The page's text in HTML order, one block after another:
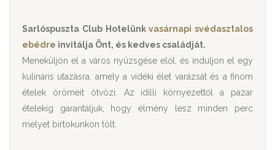
Sarlóspuszta Club Hotelünkvasárnapi svédasztalos
ebédre invitálja Önt, és kedves családját.
Meneküljön el a város nyüzsgése elől, és induljon el egy
kulináris utazásra, amely a vidéki élet varázsát és a finom
ételek örömeit ötvözi. Az idilli környezettől a pazar
ételekig garantáljuk, hogy élmény lesz minden perc
melyet birtokunkon tölt.